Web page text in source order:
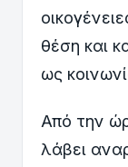
θέση και
ως
Από την
λάβει